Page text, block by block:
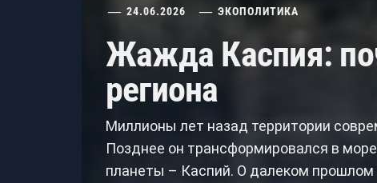
24.06.2026 ЭКОПОЛИТИКА
Жажда Каспия:
региона
Миллионы лет назад территории
Позднее он трансформировался в
планеты – Каспий. О далеком прошлом